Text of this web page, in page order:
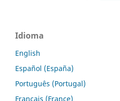
Idioma
English
Español (España)
Português (Portugal)
Français (France)